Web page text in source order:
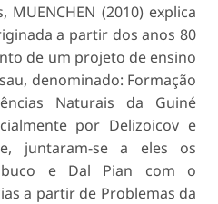
(2010) explica
a partir dos anos 80
de um projeto de ensino
denominado: Formação
Naturais da Guiné
por Delizoicov e
juntaram-se a eles os
e Dal Pian com o
a partir de Problemas da